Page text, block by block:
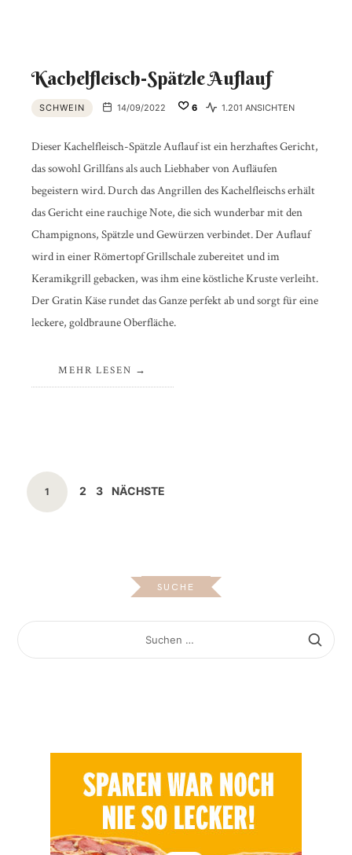
Kachelfleisch-Spätzle Auflauf
SCHWEIN 14/09/2022 6 1.201 ANSICHTEN
Dieser Kachelfleisch-Spätzle Auflauf ist ein herzhaftes Gericht,
das sowohl Grillfans als auch Liebhaber von Aufläufen
begeistern wird. Durch das Angrillen des Kachelfleischs erhält
das Gericht eine rauchige Note, die sich wunderbar mit den
Champignons, Spätzle und Gewürzen verbindet. Der Auflauf
wird in einer Römertopf Grillschale zubereitet und im
Keramikgrill gebacken, was ihm eine köstliche Kruste verleiht.
Der Gratin Käse rundet das Ganze perfekt ab und sorgt für eine
leckere, goldbraune Oberfläche.
MEHR LESEN
Beitragsnavigation
SEITE
1 SEITE
2 SEITE
3 NÄCHSTE
SUCHE
SUCHEN